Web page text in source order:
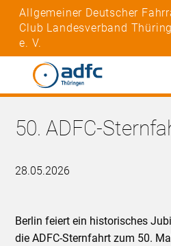
Allgemeiner Deutscher
Club Landesverband
e. V.
50. ADFC-
28.05.2026
Berlin feiert ein historisches
die ADFC-Sternfahrt zum 50.